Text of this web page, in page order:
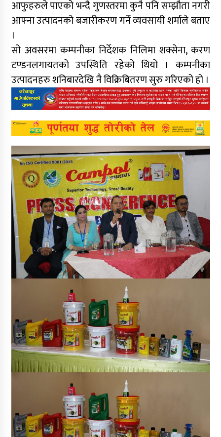
आफुहरुले पाएको भन्दै गुणस्तरमा कुनै पनि सम्झौता नगरी
आफ्ना उत्पादनको बजारीकरण गर्ने व्यवसायी शर्माले बताए
।
सो अवसरमा कम्पनीका निर्देशक निलिमा शक्सेना, करण
टण्डनलगायतको उपस्थिति रहेको थियो । कम्पनीका
उत्पादनहरु शनिबारदेखि नै विक्रिबितरण सुरु गरिएको हो ।